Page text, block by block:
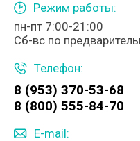
Режим работы:
пн-пт 7:00-21:00
Сб-вс по
Телефон:
8 (953) 370-53-68
8 (800) 555-84-70
E-mail: